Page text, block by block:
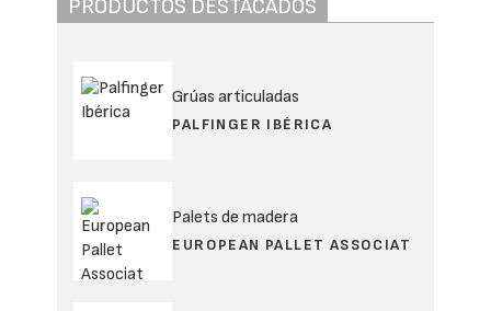
PRODUCTOS DESTACADOS
Grúas articuladas
PALFINGER IBÉRICA
Palets de madera
EUROPEAN PALLET ASSOCIAT